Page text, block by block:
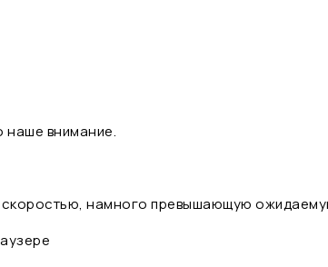
наше внимание.
скоростью, намного превышающую